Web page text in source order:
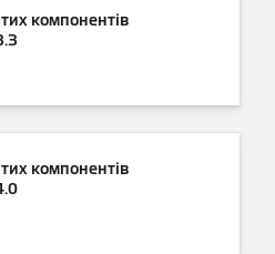
компонентів
компонентів